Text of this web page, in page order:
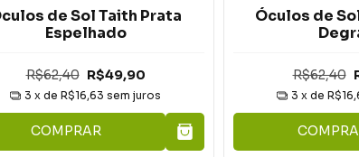
de Sol Taith Prata
Espelhado
R$62,40 R$49,90
3 x de R$16,63 sem juros
COMPRAR
Óculos de
R$62,40
3 x de